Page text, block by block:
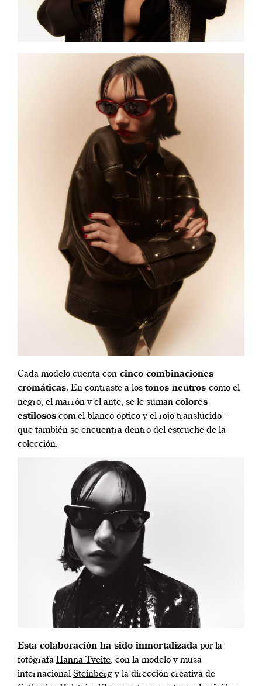
Cada modelo cuenta con cinco combinaciones
cromáticas. En contraste a los tonos neutros como el
negro, el marrón y el ante, se le suman colores
estilosos com el blanco óptico y el rojo translúcido –
que también se encuentra dentro del estcuche de la
colección.
Esta colaboración ha sido inmortalizada por la
fotógrafa Hanna Tveite, con la modelo y musa
internacional Steinbergy la dirección creativa de